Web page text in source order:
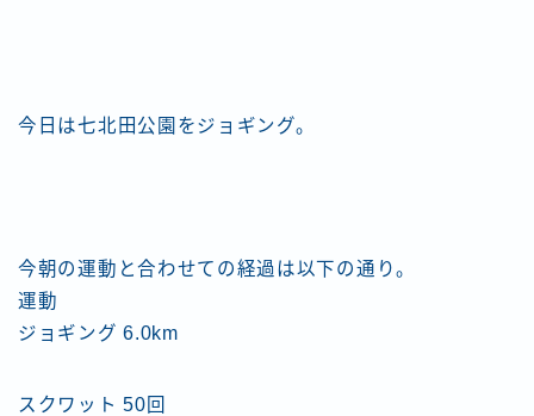
今日は七北田公園をジョギング。
今朝の運動と合わせての経過は以下の通り。
運動
ジョギング 6.0km
スクワット 50回